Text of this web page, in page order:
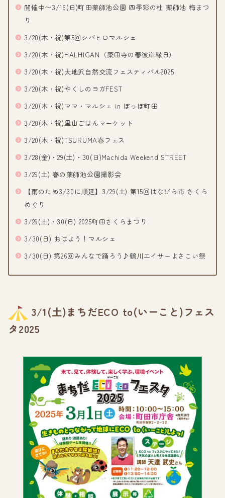
開催中〜3/16(日)町田薬師池公園 四季彩の杜 薬師池 梅まつ
り
3/20(木・祝)第5回シバヒロマルシェ
3/20(木・祝)HALHIGAN（簗田寺の春彼岸縁日）
3/20(木・祝)大地沢自然交流フェスティバル2025
3/20(木・祝)やくしのヨガFEST
3/20(木・祝)ママ・マルシェ in ぽっぽ町田
3/20(木・祝)里山ごはんマーケット
3/20(木・祝)TSURUMA春フェス
3/28(金)・29(土)・30(日)Machida Weekend STREET
3/29(土) 春の薬師池公園撮影会
【雨のため3/30に順延】3/29(土) 第15回はなびら市 さくら
めぐり
3/29(土)・30(日) 2025町田さくらまつり
3/30(日) おはよう！マルシェ
3/30(日) 第26回みんなで踊ろう♪鶴川エイサーよさこい祭
3/1(土)まちだECO to(いーこと)フェス
タ2025